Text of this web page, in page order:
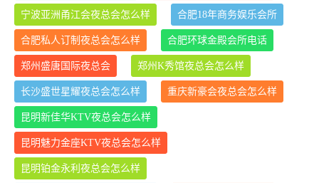
宁波亚洲甬江会夜总会怎么样 合肥18年商务娱乐会所
合肥私人订制夜总会怎么样 合肥环球金殿会所电话
郑州盛唐国际夜总会 郑州K秀馆夜总会怎么样
长沙盛世星耀夜总会怎么样 重庆新豪会夜总会怎么样
昆明新佳华KTV夜总会怎么样
昆明魅力金座KTV夜总会怎么样
昆明铂金永利夜总会怎么样